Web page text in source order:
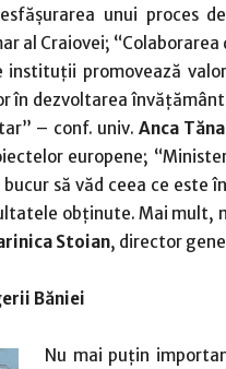
unui proces
al Craiovei;
instituţii promovează
în dezvoltarea
– conf. univ.Anca
europene;
să văd ceea ce este
obţinute. Mai mult,
Stoian, director
Băniei
Nu mai puţin